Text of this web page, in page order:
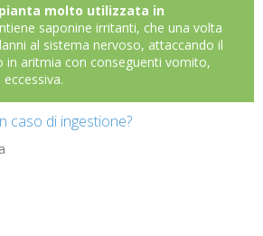
molto utilizzata in
saponine irritanti, che una volta
al sistema nervoso, attaccando il
in aritmia con conseguenti vomito,
caso di ingestione?